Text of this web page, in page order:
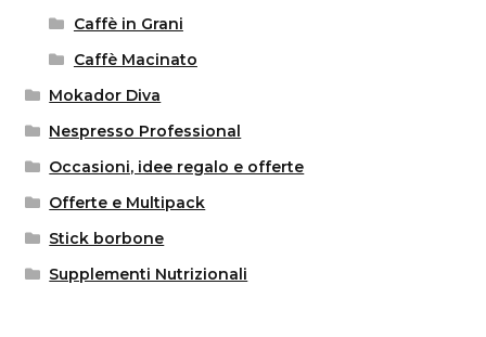
Caffè in Grani
Caffè Macinato
Mokador Diva
Nespresso Professional
Occasioni, idee regalo e offerte
Offerte e Multipack
Stick borbone
Supplementi Nutrizionali